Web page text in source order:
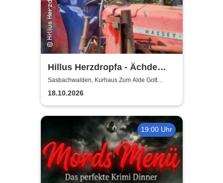
Hillus Herzdropfa - Ächde
Älbler
Sasbachwalden, Kurhaus Zum Alde Gott
Sasbachwalden
18.10.2026
19:00 Uhr